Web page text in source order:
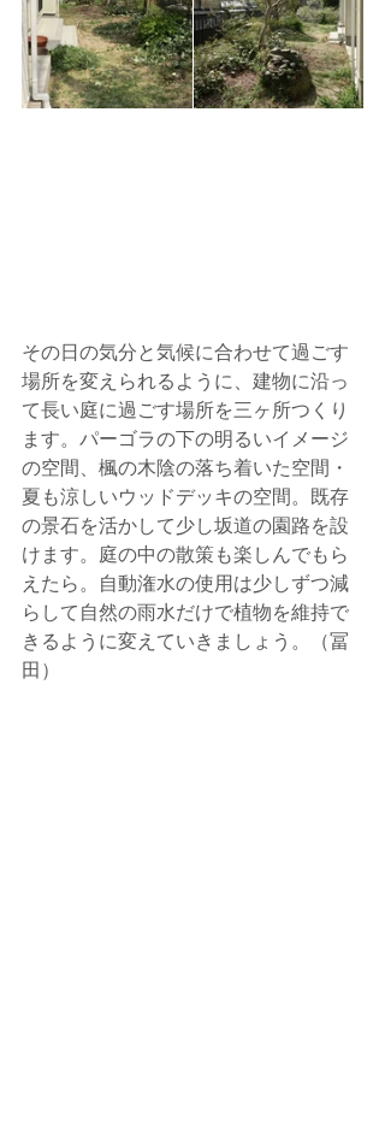
その日の気分と気候に合わせて過ごす
場所を変えられるように、建物に沿っ
て長い庭に過ごす場所を三ヶ所つくり
ます。パーゴラの下の明るいイメージ
の空間、楓の木陰の落ち着いた空間・
夏も涼しいウッドデッキの空間。既存
の景石を活かして少し坂道の園路を設
けます。庭の中の散策も楽しんでもら
えたら。自動潅水の使用は少しずつ減
らして自然の雨水だけで植物を維持で
きるように変えていきましょう。（冨
田）